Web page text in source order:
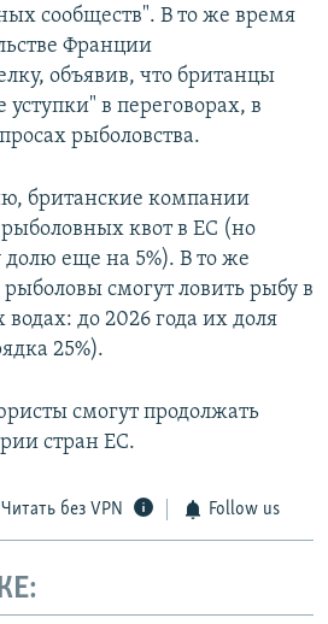
сообществ". В то же время
Франции
объявив, что британцы
в переговорах, в
рыболовства.
британские компании
квот в ЕС (но
долю еще на 5%). В то же
смогут ловить рыбу в
до 2026 года их доля
25%).
смогут продолжать
стран ЕС.
Читать без VPN Follow us